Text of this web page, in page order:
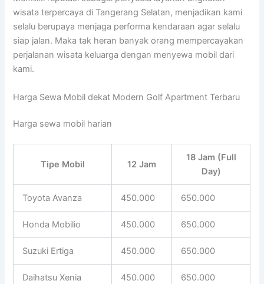
wisata terpercaya di Tangerang Selatan, menjadikan kami
selalu berupaya menjaga performa kendaraan agar selalu
siap jalan. Maka tak heran banyak orang mempercayakan
perjalanan wisata keluarga dengan menyewa mobil dari
kami.
Harga Sewa Mobil dekat Modern Golf Apartment Terbaru
Harga sewa mobil harian
Tipe Mobil 12 Jam
18 Jam (Full
Day)
Toyota Avanza 450.000 650.000
Honda Mobilio 450.000 650.000
Suzuki Ertiga 450.000 650.000
Daihatsu Xenia 450.000 650.000